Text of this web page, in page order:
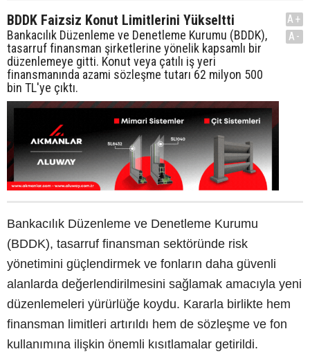
BDDK Faizsiz Konut Limitlerini Yükseltti
Bankacılık Düzenleme ve Denetleme Kurumu (BDDK),
tasarruf finansman şirketlerine yönelik kapsamlı bir
düzenlemeye gitti. Konut veya çatılı iş yeri
finansmanında azami sözleşme tutarı 62 milyon 500
bin TL'ye çıktı.
A+
A-
Bankacılık Düzenleme ve Denetleme Kurumu
(BDDK), tasarruf finansman sektöründe risk
yönetimini güçlendirmek ve fonların daha güvenli
alanlarda değerlendirilmesini sağlamak amacıyla yeni
düzenlemeleri yürürlüğe koydu. Kararla birlikte hem
finansman limitleri artırıldı hem de sözleşme ve fon
kullanımına ilişkin önemli kısıtlamalar getirildi.